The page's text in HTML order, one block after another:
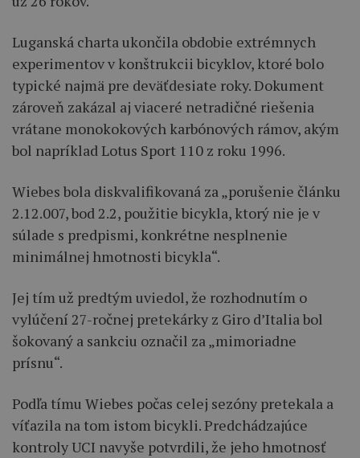
Luganská charta ukončila obdobie extrémnych
experimentov v konštrukcii bicyklov, ktoré bolo
typické najmä pre deväťdesiate roky. Dokument
zároveň zakázal aj viaceré netradičné riešenia
vrátane monokokových karbónových rámov, akým
bol napríklad Lotus Sport 110 z roku 1996.
Wiebes bola diskvalifikovaná za „porušenie článku
2.12.007, bod 2.2, použitie bicykla, ktorý nie je v
súlade s predpismi, konkrétne nesplnenie
minimálnej hmotnosti bicykla“.
Jej tím už predtým uviedol, že rozhodnutím o
vylúčení 27-ročnej pretekárky z Giro d’Italia bol
šokovaný a sankciu označil za „mimoriadne
prísnu“.
Podľa tímu Wiebes počas celej sezóny pretekala a
víťazila na tom istom bicykli. Predchádzajúce
kontroly UCI navyše potvrdili, že jeho hmotnosť